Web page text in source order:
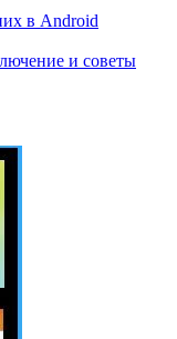
в Android
и советы